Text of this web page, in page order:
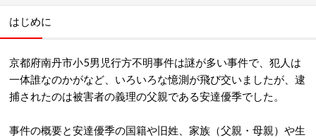
はじめに
京都府南丹市小5男児行方不明事件は謎が多い事件で、犯人は
一体誰なのかがなど、いろいろな憶測が飛び交いましたが、逮
捕されたのは被害者の義理の父親である安達優季でした。
事件の概要と安達優季の国籍や旧姓、家族（父親・母親）や生